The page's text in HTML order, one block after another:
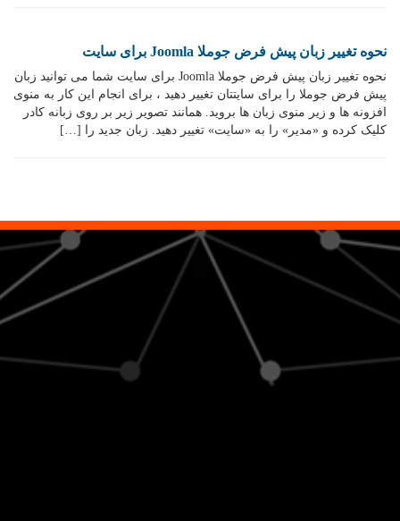
نحوه تغییر زبان پیش فرض جوملا Joomla برای سایت
نحوه تغییر زبان پیش فرض جوملا Joomla برای سایت شما می توانید زبان
پیش فرض جوملا را برای سایتتان تغییر دهید ، برای انجام این کار به منوی
افزونه ها و زیر منوی زبان ها بروید. همانند تصویر زیر بر روی زبانه کادر
کلیک کرده و «مدیر» را به «سایت» تغییر دهید. زبان جدید را […]